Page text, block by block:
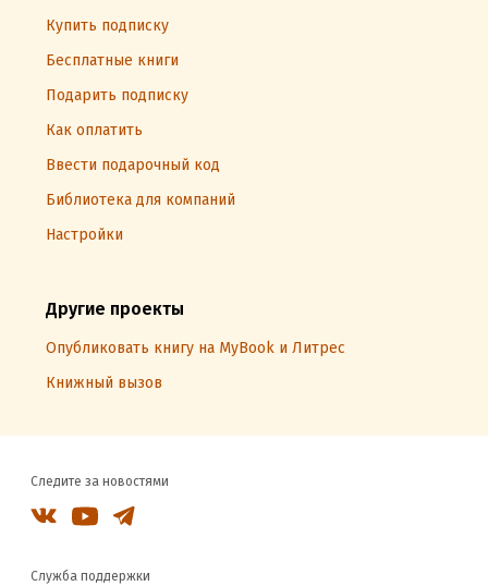
Купить подписку
Бесплатные книги
Подарить подписку
Как оплатить
Ввести подарочный код
Библиотека для компаний
Настройки
Другие проекты
Опубликовать книгу на MyBook и Литрес
Книжный вызов
Следите за новостями
Служба поддержки